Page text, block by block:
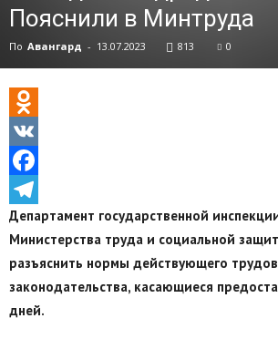
Пояснили в Минтруда
По Авангард - 13.07.2023 813 0
Odnoklassniki
VK
Facebook
Telegram
Департамент государственной
Министерства труда и социальной
разъяснить нормы действующего
законодательства, касающиеся
дней.